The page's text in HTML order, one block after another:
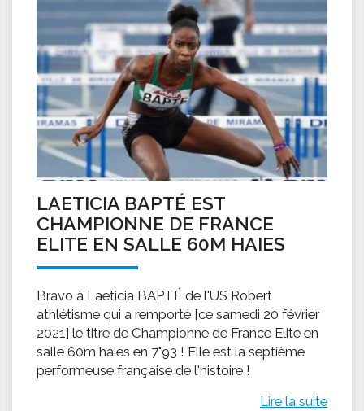
LAETICIA BAPTÉ EST
CHAMPIONNE DE FRANCE
ELITE EN SALLE 60M HAIES
Bravo à Laeticia BAPTÉ de l'US Robert
athlétisme qui a remporté [ce samedi 20 février
2021] le titre de Championne de France Elite en
salle 60m haies en 7"93 ! Elle est la septième
performeuse française de l'histoire !
Lire la suite